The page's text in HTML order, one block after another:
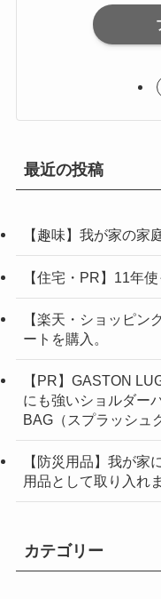
最近の投稿
【趣味】我が家の家
【住宅・PR】11年
【楽天・ショッピン
ートを購入。
【PR】GASTON
にも強いショルダー
BAG（スプラッシュ
【防災用品】我が家
用品として取り入れ
カテゴリー